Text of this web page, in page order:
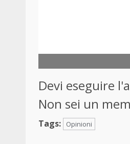
Devi eseguire
Non sei un
Tags: Opinioni